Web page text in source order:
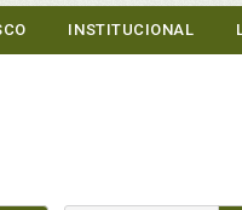
INSTITUCIONAL